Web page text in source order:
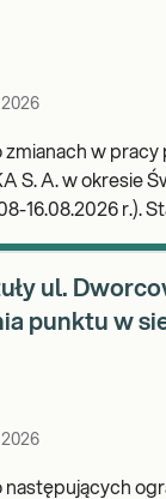
zmianach w
S. A. w okresie
r.). Standardowe godziny
ul.
punktu w
następujących